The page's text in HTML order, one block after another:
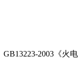
2003《火